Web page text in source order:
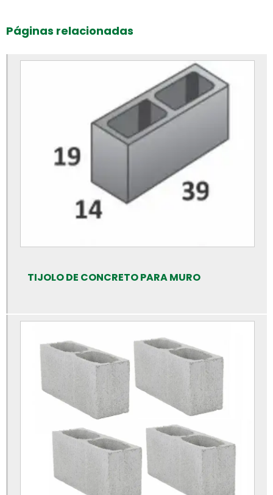
Bloco intertravado retangular
Bloco intertravado
Blocos para calçamento
Blocos de concreto 14x19x39 fábrica
Blocos de concreto 14x19x39 preço
Blocos de concreto 14x19x39cm
Blocos de concreto para calçada
Blocos de concreto rs preço
Bloquete de cimento para calçada
Bloquete de concreto para calçada
Bloquete intertravado de concreto
Bloquetes para calçamento preço
Bloquetes de concreto para piso
Bloquetes de concreto preço
Páginas relacionadas
TIJOLO DE CONCRETO PARA MURO